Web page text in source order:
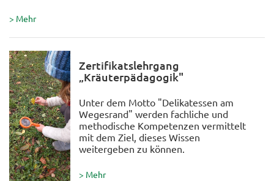
> Mehr
Zertifikatslehrgang
„Kräuterpädagogik"
Unter dem Motto "Delikatessen am
Wegesrand" werden fachliche und
methodische Kompetenzen vermittelt
mit dem Ziel, dieses Wissen
weitergeben zu können.
> Mehr